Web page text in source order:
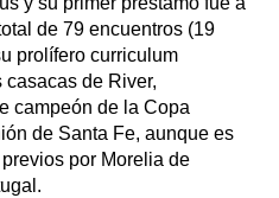
de 79 encuentros (19
prolífero curriculum
de River,
campeón de la Copa
de Santa Fe, aunque es
por Morelia de